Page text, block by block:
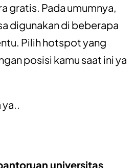
gratis. Pada umumnya,
digunakan di beberapa
Pilih hotspot yang
posisi kamu saat ini ya
universitas